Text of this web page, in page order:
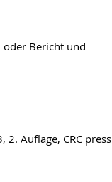
Bericht und
2. Auflage, CRC press